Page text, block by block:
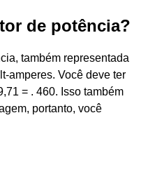
de potência?
também representada
amperes. Você deve ter
= . 460. Isso também
portanto, você